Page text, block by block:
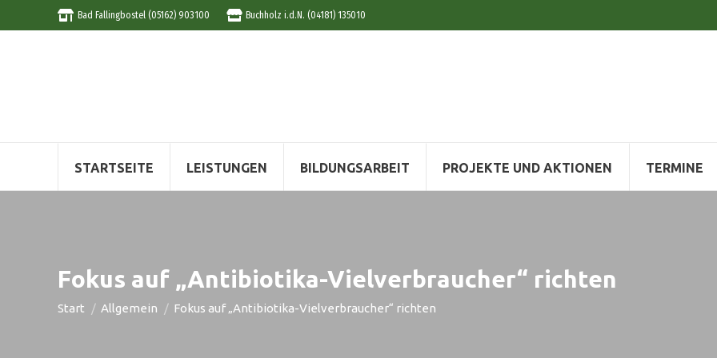
Bad Fallingbostel (05162) 903100 Buchholz i.d.N. (04181) 135010
STARTSEITE LEISTUNGEN BILDUNGSARBEIT PROJEKTE UND AKTIONEN TERMINE
Fokus auf „Antibiotika-Vielverbraucher“ richten
Sie befinden sich hier:
Start Allgemein Fokus auf „Antibiotika-Vielverbraucher“ richten